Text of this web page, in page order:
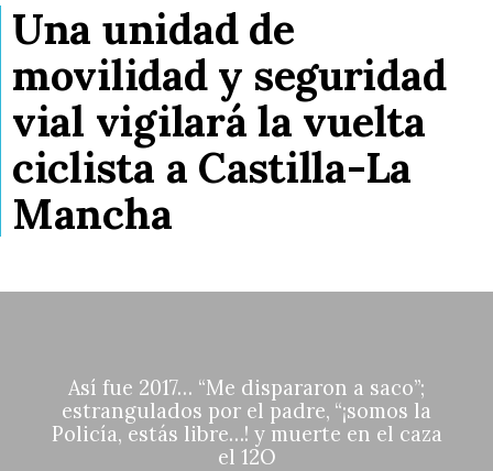
Una unidad de
movilidad y seguridad
vial vigilará la vuelta
ciclista a Castilla-La
Mancha
Así fue 2017… “Me dispararon a saco”;
estrangulados por el padre, “¡somos la
Policía, estás libre…! y muerte en el caza
el 12O